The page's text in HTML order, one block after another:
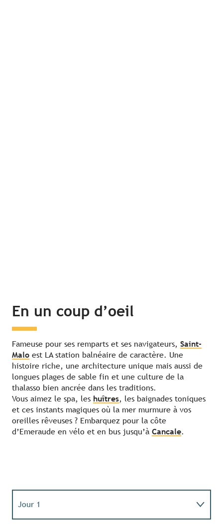
En un coup d’oeil
Fameuse pour ses remparts et ses navigateurs, Saint-
Malo est LA station balnéaire de caractère. Une
histoire riche, une architecture unique mais aussi de
longues plages de sable fin et une culture de la
thalasso bien ancrée dans les traditions.
Vous aimez le spa, les huîtres, les baignades toniques
et ces instants magiques où la mer murmure à vos
oreilles rêveuses ? Embarquez pour la côte
d’Emeraude en vélo et en bus jusqu’à Cancale.
Jour 1